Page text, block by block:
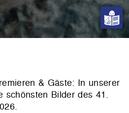
& Gäste: In unserer
schönsten Bilder des 41.